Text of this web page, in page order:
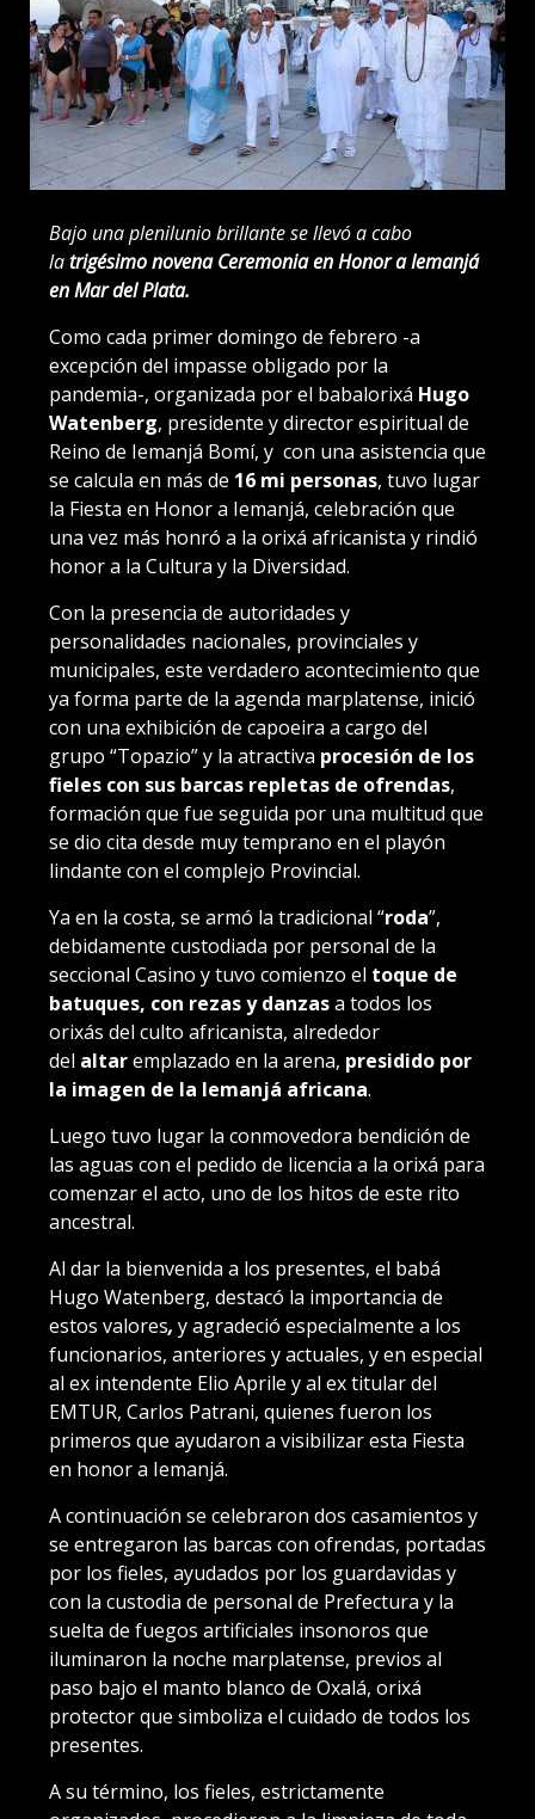
Bajo una plenilunio brillante se llevó a cabo
latrigésimo novena Ceremonia en Honor a Iemanjá
en Mar del Plata.
Como cada primer domingo de febrero -a
excepción del impasse obligado por la
pandemia-, organizada por el babalorixá Hugo
Watenberg, presidente y director espiritual de
Reino de Iemanjá Bomí, y con una asistencia que
se calcula en más de 16 mi personas, tuvo lugar
la Fiesta en Honor a Iemanjá, celebración que
una vez más honró a la orixá africanista y rindió
honor a la Cultura y la Diversidad.
Con la presencia de autoridades y
personalidades nacionales, provinciales y
municipales, este verdadero acontecimiento que
ya forma parte de la agenda marplatense, inició
con una exhibición de capoeira a cargo del
grupo “Topazio” y la atractiva procesión de los
fieles con sus barcas repletas de ofrendas,
formación que fue seguida por una multitud que
se dio cita desde muy temprano en el playón
lindante con el complejo Provincial.
Ya en la costa, se armó la tradicional “roda”,
debidamente custodiada por personal de la
seccional Casino y tuvo comienzo el toque de
batuques, con rezas y danzasa todos los
orixás del culto africanista, alrededor
del altaremplazado en la arena, presidido por
la imagen de Ia Iemanjá africana.
Luego tuvo lugar la conmovedora bendición de
las aguas con el pedido de licencia a la orixá para
comenzar el acto, uno de los hitos de este rito
ancestral.
Al dar la bienvenida a los presentes, el babá
Hugo Watenberg, destacó la importancia de
estos valores, y agradeció especialmente a los
funcionarios, anteriores y actuales, y en especial
al ex intendente Elio Aprile y al ex titular del
EMTUR, Carlos Patrani, quienes fueron los
primeros que ayudaron a visibilizar esta Fiesta
en honor a Iemanjá.
A continuación se celebraron dos casamientos y
se entregaron las barcas con ofrendas, portadas
por los fieles, ayudados por los guardavidas y
con la custodia de personal de Prefectura y la
suelta de fuegos artificiales insonoros que
iluminaron la noche marplatense, previos al
paso bajo el manto blanco de Oxalá, orixá
protector que simboliza el cuidado de todos los
presentes.
A su término, los fieles, estrictamente